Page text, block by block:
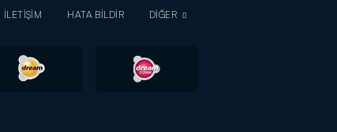
İLETİŞİM HATA BİLDİR DİĞER